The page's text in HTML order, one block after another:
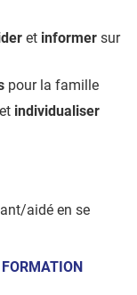
et informer sur
pour la famille
et individualiser
aidé en se